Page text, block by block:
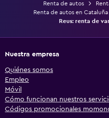
Renta de autos
Renta de autos en Cataluña
Reus: renta de
Nuestra empresa
Quiénes somos
Empleo
Móvil
Cómo funcionan nuestros
Códigos promocionales